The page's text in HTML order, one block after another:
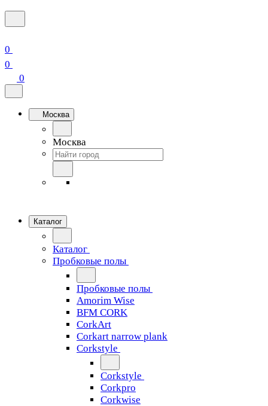
0
0
0
Москва
Москва
Каталог
Каталог
Пробковые полы
Пробковые полы
Amorim Wise
BFM CORK
CorkArt
Corkart narrow plank
Corkstyle
Corkstyle
Corkpro
Corkwise